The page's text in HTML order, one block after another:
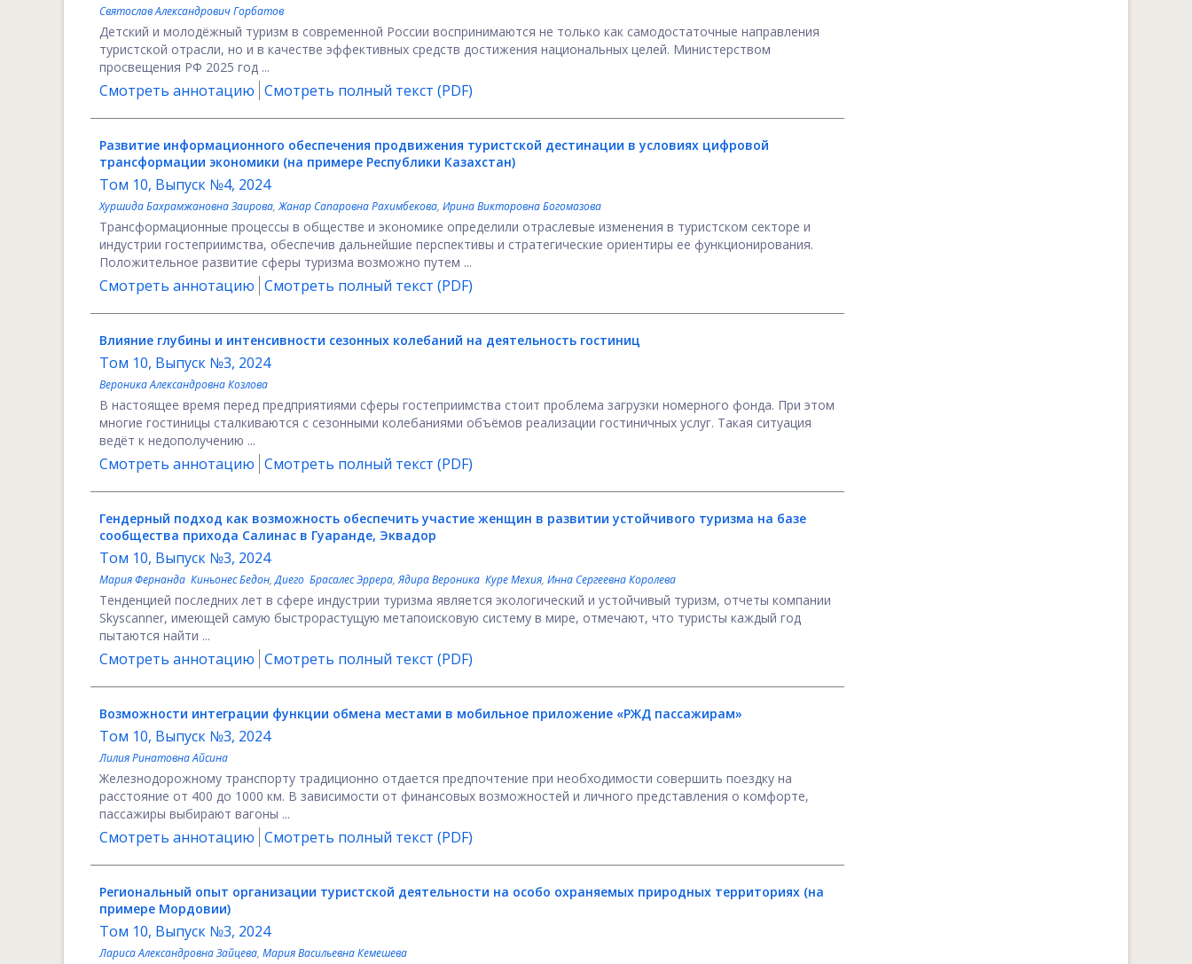
Святослав Александрович Горбатов
Детский и молодёжный туризм в современной России воспринимаются не только как самодостаточные направления
туристской отрасли, но и в качестве эффективных средств достижения национальных целей. Министерством
просвещения РФ 2025 год ...
Смотреть аннотацию Смотреть полный текст (PDF)
Развитие информационного обеспечения продвижения туристской дестинации в условиях цифровой
трансформации экономики (на примере Республики Казахстан)
Том 10, Выпуск №4, 2024
Хуршида Бахрамжановна Заирова,Жанар Сапаровна Рахимбекова, Ирина Викторовна Богомазова
Трансформационные процессы в обществе и экономике определили отраслевые изменения в туристском секторе и
индустрии гостеприимства, обеспечив дальнейшие перспективы и стратегические ориентиры ее функционирования.
Положительное развитие сферы туризма возможно путем ...
Смотреть аннотацию Смотреть полный текст (PDF)
Влияние глубины и интенсивности сезонных колебаний на деятельность гостиниц
Том 10, Выпуск №3, 2024
Вероника Александровна Козлова
В настоящее время перед предприятиями сферы гостеприимства стоит проблема загрузки номерного фонда. При этом
многие гостиницы сталкиваются с сезонными колебаниями объёмов реализации гостиничных услуг. Такая ситуация
ведёт к недополучению ...
Смотреть аннотацию Смотреть полный текст (PDF)
Гендерный подход как возможность обеспечить участие женщин в развитии устойчивого туризма на базе
сообщества прихода Салинас в Гуаранде, Эквадор
Том 10, Выпуск №3, 2024
Мария Фернанда Киньонес Бедон,Диего Брасалес Эррера,Ядира Вероника Куре Мехия, Инна Сергеевна Королева
Тенденцией последних лет в сфере индустрии туризма является экологический и устойчивый туризм, отчеты компании
Skyscanner, имеющей самую быстрорастущую метапоисковую систему в мире, отмечают, что туристы каждый год
пытаются найти ...
Смотреть аннотацию Смотреть полный текст (PDF)
Возможности интеграции функции обмена местами в мобильное приложение «РЖД пассажирам»
Том 10, Выпуск №3, 2024
Лилия Ринатовна Айсина
Железнодорожному транспорту традиционно отдается предпочтение при необходимости совершить поездку на
расстояние от 400 до 1000 км. В зависимости от финансовых возможностей и личного представления о комфорте,
пассажиры выбирают вагоны ...
Смотреть аннотацию Смотреть полный текст (PDF)
Региональный опыт организации туристской деятельности на особо охраняемых природных территориях (на
примере Мордовии)
Том 10, Выпуск №3, 2024
Лариса Александровна Зайцева, Мария Васильевна Кемешева